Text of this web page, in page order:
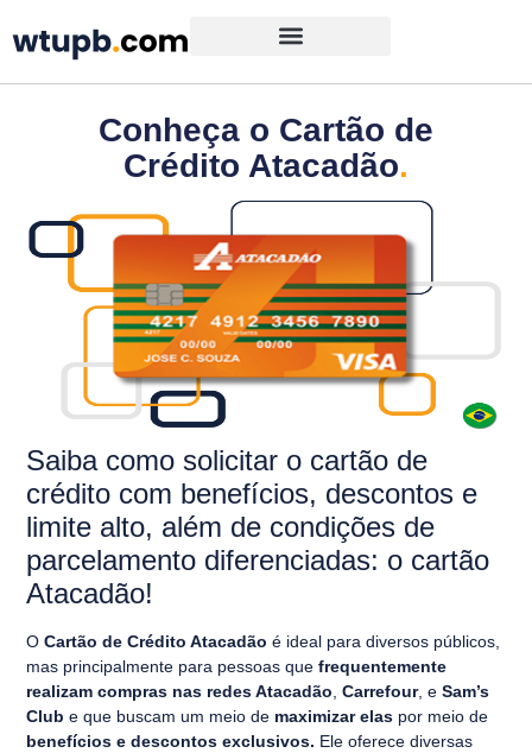
Conheça o Cartão de
Crédito Atacadão.
Saiba como solicitar o cartão de
crédito com benefícios, descontos e
limite alto, além de condições de
parcelamento diferenciadas: o cartão
Atacadão!
OCartão de Crédito Atacadão é ideal para diversos públicos,
mas principalmente para pessoas quefrequentemente
realizam compras nas redes Atacadão,Carrefour, eSam’s
Club e que buscam um meio de maximizar elas por meio de
benefícios e descontos exclusivos. Ele oferece diversas